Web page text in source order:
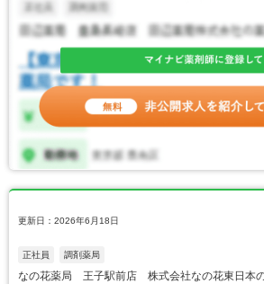
更新日：2026年6月18日
正社員 調剤薬局
なの花薬局 王子駅前店 株式会社なの花東日本